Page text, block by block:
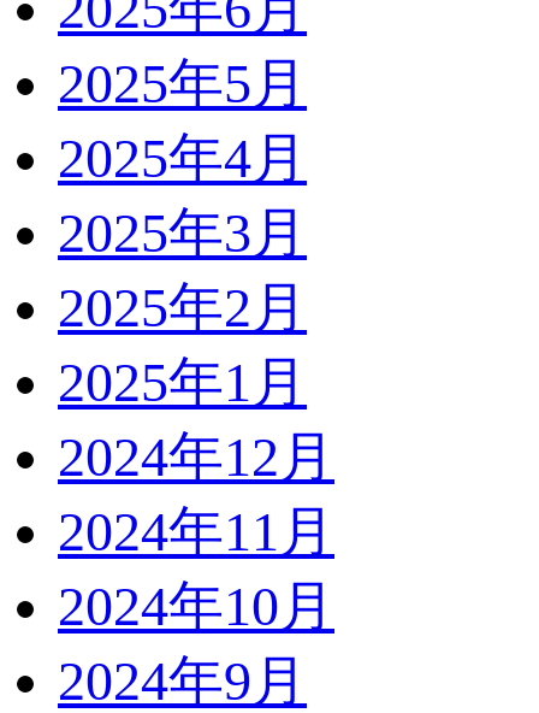
2025年5月
2025年4月
2025年3月
2025年2月
2025年1月
2024年12月
2024年11月
2024年10月
2024年9月